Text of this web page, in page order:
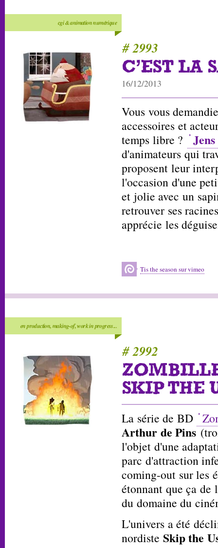
cgi & animation numérique
# 2993
C'EST LA
16/12/2013
Vous vous
accessoires et
temps libre ?
d'animateurs qui
proposent leur
l'occasion d'une
et jolie avec un
retrouver ses
apprécie les
Tis the season sur vimeo
en production, making-of, work in progress...
# 2992
SKIP THE
La série de BD
Arthur de Pins
l'objet d'une
parc d'attraction
coming-out sur les
étonnant que ça
du domaine du
L'univers a été
nordiste Skip the